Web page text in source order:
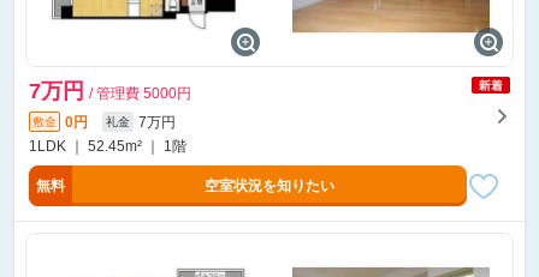
7万円 / 管理費 5000円
敷金 0円 礼金
7万円
1LDK ｜ 52.45m² ｜ 1階
無料 空室状況を知りたい